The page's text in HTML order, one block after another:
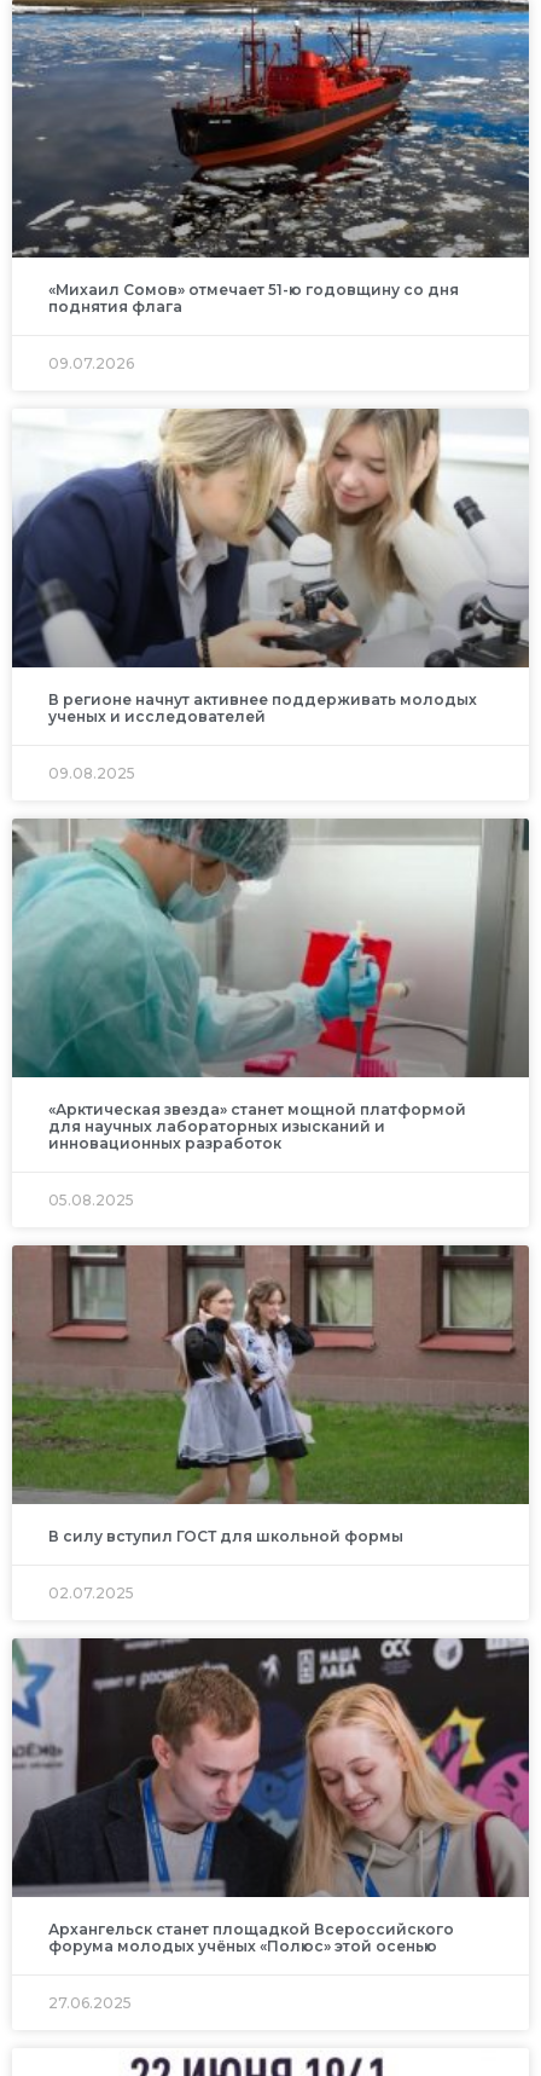
«Михаил Сомов» отмечает 51-ю годовщину со дня
поднятия флага
09.07.2026
В регионе начнут активнее поддерживать молодых
ученых и исследователей
09.08.2025
«Арктическая звезда» станет мощной платформой
для научных лабораторных изысканий и
инновационных разработок
05.08.2025
В силу вступил ГОСТ для школьной формы
02.07.2025
Архангельск станет площадкой Всероссийского
форума молодых учёных «Полюс» этой осенью
27.06.2025